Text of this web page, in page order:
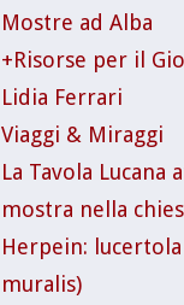
Mostre ad Alba
+Risorse per il
Lidia Ferrari
Viaggi & Miraggi
La Tavola
mostra nella
Herpein:
muralis)